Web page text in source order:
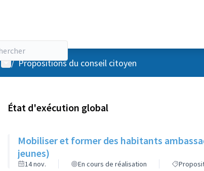
Menu utilisateur
/ Propositions du conseil citoyen
État d'exécution global
Mobiliser et former des habitants
jeunes)
14 nov. En cours de réalisation